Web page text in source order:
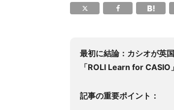
最初に結論：カシオが英
「ROLI Learn for CASIO
記事の重要ポイント：